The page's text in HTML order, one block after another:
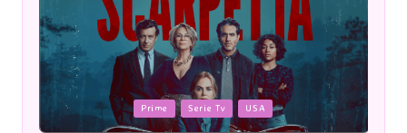
Prime Serie Tv USA
Posted